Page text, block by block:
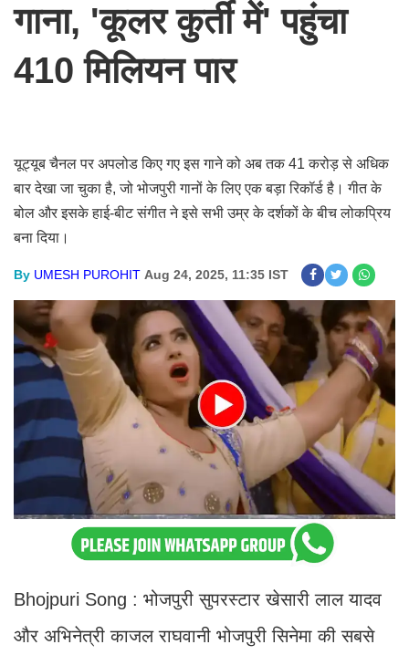
गाना, 'कूलर कुर्ती में' पहुंचा
410 मिलियन पार
यूट्यूब चैनल पर अपलोड किए गए इस गाने को अब तक 41 करोड़ से अधिक
बार देखा जा चुका है, जो भोजपुरी गानों के लिए एक बड़ा रिकॉर्ड है। गीत के
बोल और इसके हाई-बीट संगीत ने इसे सभी उम्र के दर्शकों के बीच लोकप्रिय
बना दिया।
By UMESH PUROHIT Aug 24, 2025, 11:35 IST
Bhojpuri Song : भोजपुरी सुपरस्टार खेसारी लाल यादव
और अभिनेत्री काजल राघवानी भोजपुरी सिनेमा की सबसे